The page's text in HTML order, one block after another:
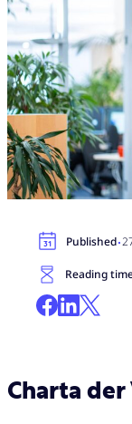
Published·
Reading
Charta